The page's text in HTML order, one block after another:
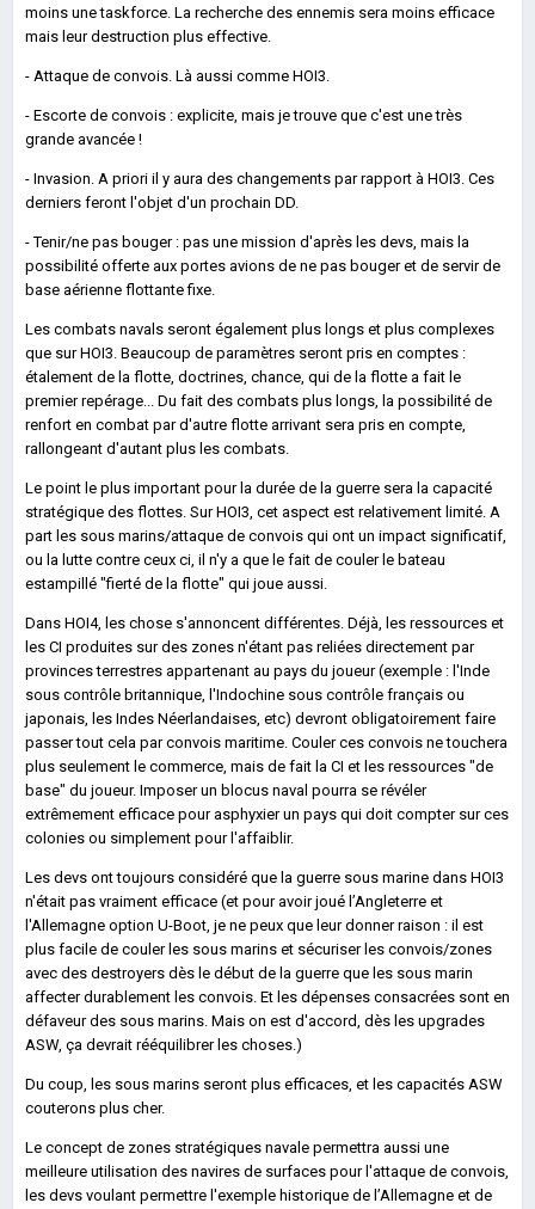
moins une taskforce. La recherche des ennemis sera moins efficace
mais leur destruction plus effective.
- Attaque de convois. Là aussi comme HOI3.
- Escorte de convois : explicite, mais je trouve que c'est une très
grande avancée !
- Invasion. A priori il y aura des changements par rapport à HOI3. Ces
derniers feront l'objet d'un prochain DD.
- Tenir/ne pas bouger : pas une mission d'après les devs, mais la
possibilité offerte aux portes avions de ne pas bouger et de servir de
base aérienne flottante fixe.
Les combats navals seront également plus longs et plus complexes
que sur HOI3. Beaucoup de paramètres seront pris en comptes :
étalement de la flotte, doctrines, chance, qui de la flotte a fait le
premier repérage... Du fait des combats plus longs, la possibilité de
renfort en combat par d'autre flotte arrivant sera pris en compte,
rallongeant d'autant plus les combats.
Le point le plus important pour la durée de la guerre sera la capacité
stratégique des flottes. Sur HOI3, cet aspect est relativement limité. A
part les sous marins/attaque de convois qui ont un impact significatif,
ou la lutte contre ceux ci, il n'y a que le fait de couler le bateau
estampillé "fierté de la flotte" qui joue aussi.
Dans HOI4, les chose s'annoncent différentes. Déjà, les ressources et
les CI produites sur des zones n'étant pas reliées directement par
provinces terrestres appartenant au pays du joueur (exemple : l'Inde
sous contrôle britannique, l'Indochine sous contrôle français ou
japonais, les Indes Néerlandaises, etc) devront obligatoirement faire
passer tout cela par convois maritime. Couler ces convois ne touchera
plus seulement le commerce, mais de fait la CI et les ressources "de
base" du joueur. Imposer un blocus naval pourra se révéler
extrêmement efficace pour asphyxier un pays qui doit compter sur ces
colonies ou simplement pour l'affaiblir.
Les devs ont toujours considéré que la guerre sous marine dans HOI3
n'était pas vraiment efficace (et pour avoir joué l’Angleterre et
l'Allemagne option U-Boot, je ne peux que leur donner raison : il est
plus facile de couler les sous marins et sécuriser les convois/zones
avec des destroyers dès le début de la guerre que les sous marin
affecter durablement les convois. Et les dépenses consacrées sont en
défaveur des sous marins. Mais on est d'accord, dès les upgrades
ASW, ça devrait rééquilibrer les choses.)
Du coup, les sous marins seront plus efficaces, et les capacités ASW
couterons plus cher.
Le concept de zones stratégiques navale permettra aussi une
meilleure utilisation des navires de surfaces pour l'attaque de convois,
les devs voulant permettre l'exemple historique de l’Allemagne et de